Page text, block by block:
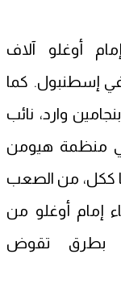
أوغلو آلاف
في إسطنبول. كما
وارد، نائب
منظمة هيومن
ككل، من الصعب
إمام أوغلو من
بطرق تقوض